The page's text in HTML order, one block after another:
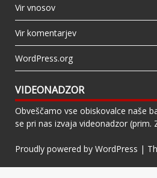
Vir vnosov
Vir komentarjev
WordPress.org
VIDEONADZOR
Obveščamo vse obiskovalce naše
se pri nas izvaja videonadzor (prim.
Proudly powered by WordPress |